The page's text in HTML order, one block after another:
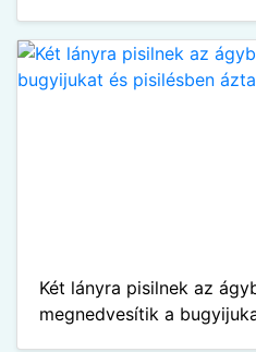
Két lányra pisilnek az
megnedvesítik a